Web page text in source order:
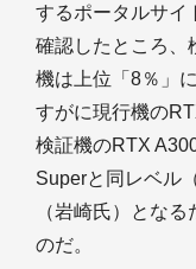
するポータルサイ
確認したところ、
機は上位「8％」
すがに現行機の
検証機のRTX
Superと同レベル
（岩崎氏）とな
のだ。